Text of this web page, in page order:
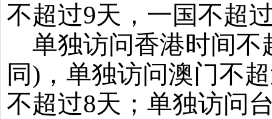
不超过9天，一国不超
单独访问香港时间不
同) ，单独访问澳门不
不超过8天；单独访问